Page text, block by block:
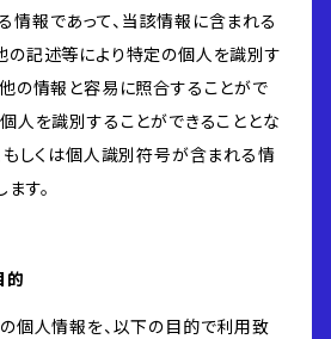
情報であって、当該情報に含まれる
の記述等により特定の個人を識別す
の情報と容易に照合することがで
人を識別することができることとな
もしくは個人識別符号が含まれる情
す。
的
の個人情報を、以下の目的で利用致